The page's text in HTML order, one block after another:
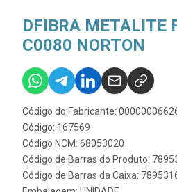
DFIBRA METALITE
C0080 NORTON
Código do Fabricante:
Código: 167569
Código NCM: 68053020
Código de Barras do Produto:
Código de Barras da Caixa: